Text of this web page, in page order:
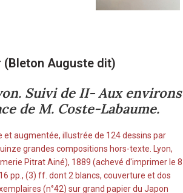
Auguste dit)
Suivi de II- Aux environs
de M. Coste-Labaume.
et augmentée, illustrée de 124 dessins par
grandes compositions hors-texte. Lyon,
Pitrat Ainé), 1889 (achevé d'imprimer le 8
pp., (3) ff. dont 2 blancs, couverture et dos
(n°42) sur grand papier du Japon